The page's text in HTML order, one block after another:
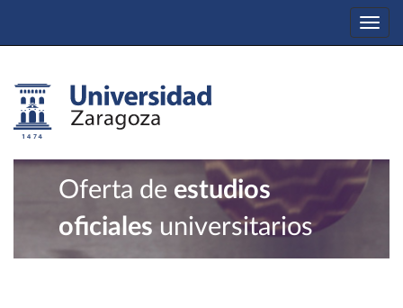
Oferta de estudios
oficiales universitarios